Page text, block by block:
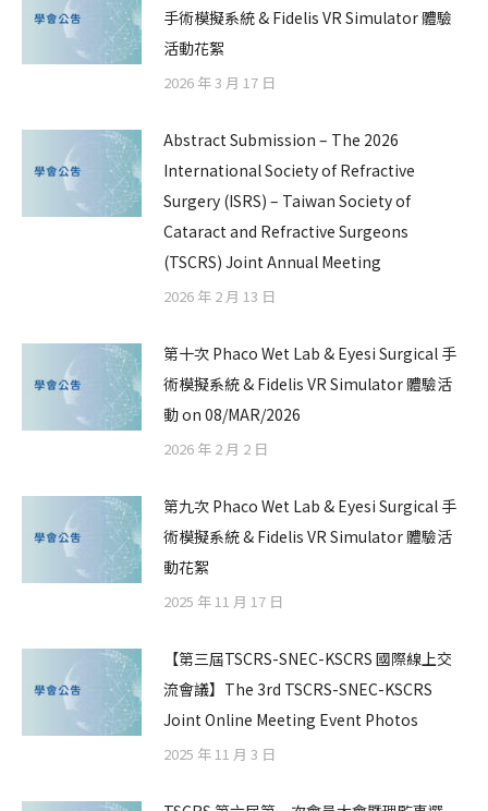
手術模擬系統 & Fidelis VR Simulator 體驗
活動花絮
2026 年 3 月 17 日
Abstract Submission – The 2026
International Society of Refractive
Surgery (ISRS) – Taiwan Society of
Cataract and Refractive Surgeons
(TSCRS) Joint Annual Meeting
2026 年 2 月 13 日
第十次 Phaco Wet Lab & Eyesi Surgical 手
術模擬系統 & Fidelis VR Simulator 體驗活
動 on 08/MAR/2026
2026 年 2 月 2 日
第九次 Phaco Wet Lab & Eyesi Surgical 手
術模擬系統 & Fidelis VR Simulator 體驗活
動花絮
2025 年 11 月 17 日
【第三屆TSCRS-SNEC-KSCRS 國際線上交
流會議】The 3rd TSCRS-SNEC-KSCRS
Joint Online Meeting Event Photos
2025 年 11 月 3 日